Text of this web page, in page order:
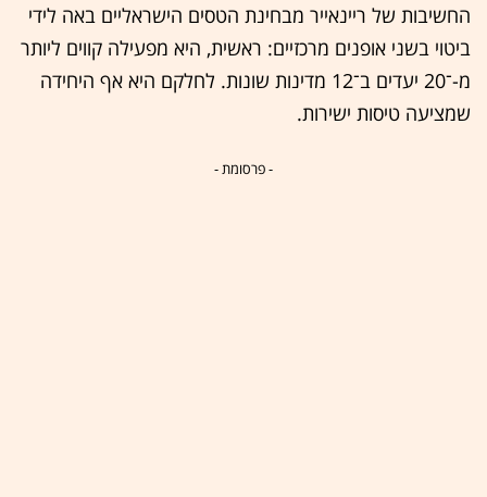
החשיבות של ריינאייר מבחינת הטסים הישראליים באה לידי
ביטוי בשני אופנים מרכזיים: ראשית, היא מפעילה קווים ליותר
מ-־20 יעדים ב־12 מדינות שונות. לחלקם היא אף היחידה
שמציעה טיסות ישירות.
- פרסומת -